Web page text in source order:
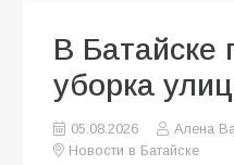
В Батайске
уборка улиц
05.08.2026
Алена
Новости в Батайске